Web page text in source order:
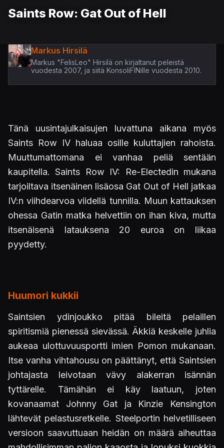
Saints Row: Gat Out of Hell
Markus Hirsilä
Markus "FelisLeo" Hirsilä on kirjaltanut peleistä
vuodesta 2007, ja siitä KonsoliFINille vuodesta 2010.
Tänä uusintajulkaisujen luvattuna aikana myös
Saints Row IV haluaa osille kuluttajien rahoista.
Muuttumattomana ei vanhaa peliä sentään
kaupitella. Saints Row IV: Re-Electedin mukana
tarjoiltava itsenäinen lisäosa Gat Out of Hell jatkaa
IV:n viihdearvoa viidellä tunnilla. Muun kattauksen
ohessa Gatin matka helvettiin on ihan kiva, mutta
itsenäisenä latauksena 20 euroa on liikaa
pyydetty.
Huumori kukkii
Saintsien ydinjoukko pitää bileitä pelaillen
spiritismiä pienessä sievässä. Äkkiä keskelle juhlia
aukeaa ulottuvuusportti imien Pomon mukanaan.
Itse vanha vihtahousu on päättänyt, että Saintsien
johtajasta leivotaan vävy alakerran isännän
tyttärelle. Tämähän ei käy laatuun, joten
kovanaamat Johnny Gat ja Kinzie Kensington
lähtevät pelastusretkelle. Steelportin helvetilliseen
versioon saavuttuaan heidän on määrä aiheuttaa